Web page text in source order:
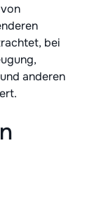
bei
anderen